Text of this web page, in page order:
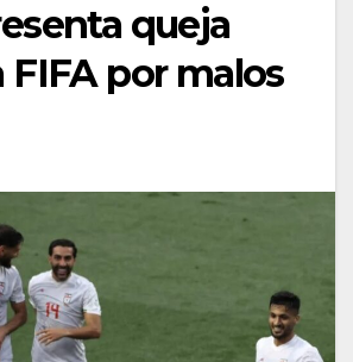
queja
FIFA por malos